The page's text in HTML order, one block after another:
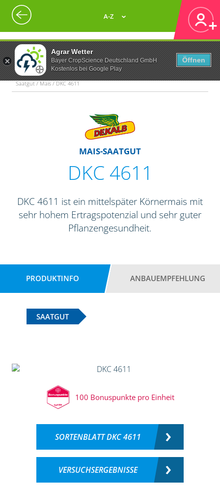
Agrar Wetter
Bayer CropScience Deutschland GmbH
Kostenlos bei Google Play
Öffnen
A-Z
Saatgut / Mais / DKC 4611
MAIS-SAATGUT
DKC 4611
DKC 4611 ist ein mittelspäter Körnermais mit
sehr hohem Ertragspotenzial und sehr guter
Pflanzengesundheit.
PRODUKTINFO ANBAUEMPFEHLUNG
SAATGUT
100 Bonuspunkte pro Einheit
SORTENBLATT DKC 4611
VERSUCHSERGEBNISSE